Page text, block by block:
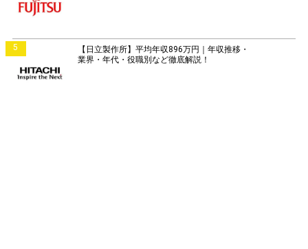
5
【日立製作所】平均年収896万円｜年収推移・
業界・年代・役職別など徹底解説！